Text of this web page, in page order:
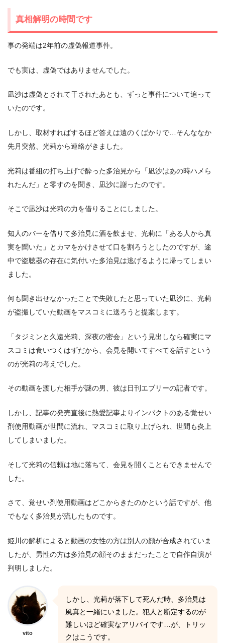
真相解明の時間です
事の発端は2年前の虚偽報道事件。
でも実は、虚偽ではありませんでした。
凪沙は虚偽とされて干されたあとも、ずっと事件について追って
いたのです。
しかし、取材すればするほど答えは遠のくばかりで…そんななか
先月突然、光莉から連絡がきました。
光莉は番組の打ち上げで酔った多治見から「凪沙はあの時ハメら
れたんだ」と零すのを聞き、凪沙に謝ったのです。
そこで凪沙は光莉の力を借りることにしました。
知人のバーを借りて多治見に酒を飲ませ、光莉に「ある人から真
実を聞いた」とカマをかけさせて口を割ろうとしたのですが、途
中で盗聴器の存在に気付いた多治見は逃げるように帰ってしまい
ました。
何も聞き出せなかったことで失敗したと思っていた凪沙に、光莉
が盗撮していた動画をマスコミに送ろうと提案します。
「タジミンと久遠光莉、深夜の密会」という見出しなら確実にマ
スコミは食いつくはずだから、会見を開いてすべてを話すという
のが光莉の考えでした。
その動画を渡した相手が謎の男、彼は日刊エブリーの記者です。
しかし、記事の発売直後に熱愛記事よりインパクトのある覚せい
剤使用動画が世間に流れ、マスコミに取り上げられ、世間も炎上
してしまいました。
そして光莉の信頼は地に落ちて、会見を開くこともできませんで
した。
さて、覚せい剤使用動画はどこからきたのかという話ですが、他
でもなく多治見が流したものです。
姫川の解析によると動画の女性の方は別人の顔が合成されていま
したが、男性の方は多治見の顔そのままだったことで自作自演が
判明しました。
vito
しかし、光莉が落下して死んだ時、多治見は
風真と一緒にいました。犯人と断定するのが
難しいほど確実なアリバイです…が、トリッ
クはこうです。